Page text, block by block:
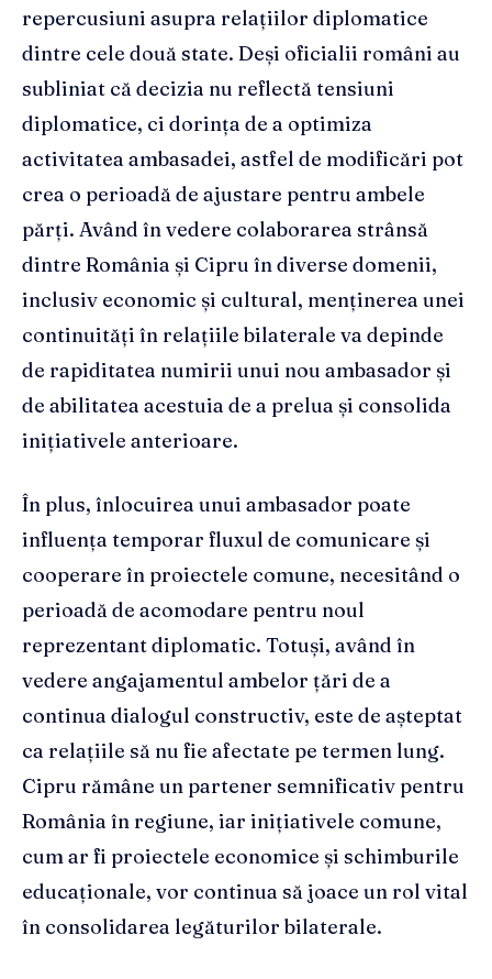
repercusiuni asupra relațiilor diplomatice
dintre cele două state. Deși oficialii români au
subliniat că decizia nu reflectă tensiuni
diplomatice, ci dorința de a optimiza
activitatea ambasadei, astfel de modificări pot
crea o perioadă de ajustare pentru ambele
părți. Având în vedere colaborarea strânsă
dintre România și Cipru în diverse domenii,
inclusiv economic și cultural, menținerea unei
continuități în relațiile bilaterale va depinde
de rapiditatea numirii unui nou ambasador și
de abilitatea acestuia de a prelua și consolida
inițiativele anterioare.
În plus, înlocuirea unui ambasador poate
influența temporar fluxul de comunicare și
cooperare în proiectele comune, necesitând o
perioadă de acomodare pentru noul
reprezentant diplomatic. Totuși, având în
vedere angajamentul ambelor țări de a
continua dialogul constructiv, este de așteptat
ca relațiile să nu fie afectate pe termen lung.
Cipru rămâne un partener semnificativ pentru
România în regiune, iar inițiativele comune,
cum ar fi proiectele economice și schimburile
educaționale, vor continua să joace un rol vital
în consolidarea legăturilor bilaterale.